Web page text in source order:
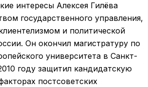
интересы Алексея Гилёва
государственного управления,
и политической
Он окончил магистратуру по
университета в Санкт-
году защитил кандидатскую
постсоветских